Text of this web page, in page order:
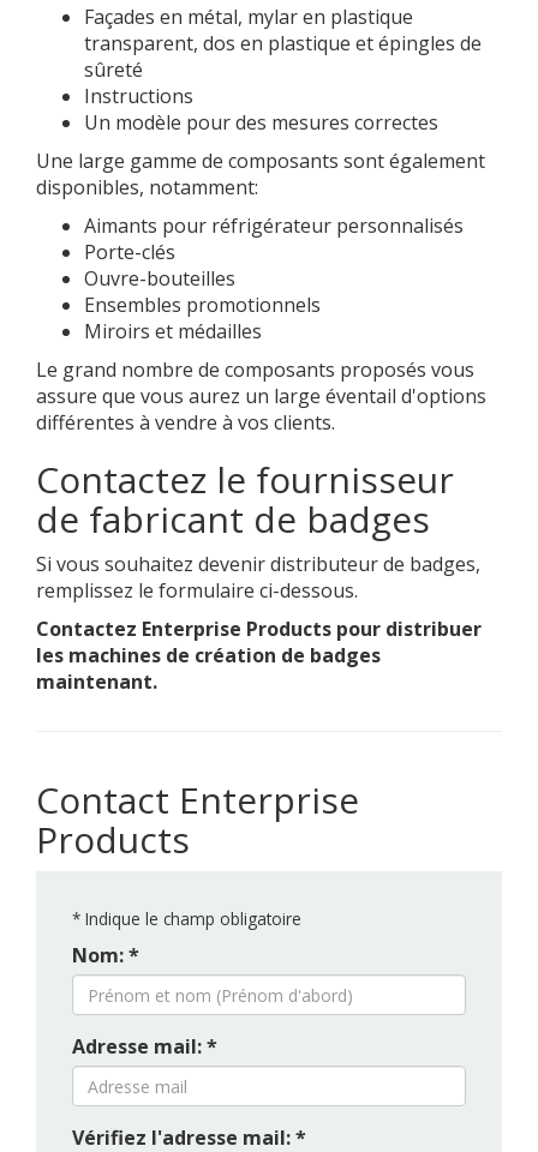
Façades en métal, mylar en plastique
transparent, dos en plastique et épingles de
sûreté
Instructions
Un modèle pour des mesures correctes
Une large gamme de composants sont également
disponibles, notamment:
Aimants pour réfrigérateur personnalisés
Porte-clés
Ouvre-bouteilles
Ensembles promotionnels
Miroirs et médailles
Le grand nombre de composants proposés vous
assure que vous aurez un large éventail d'options
différentes à vendre à vos clients.
Contactez le fournisseur
de fabricant de badges
Si vous souhaitez devenir distributeur de badges,
remplissez le formulaire ci-dessous.
Contactez Enterprise Products pour distribuer
les machines de création de badges
maintenant.
Contact Enterprise
Products
* Indique le champ obligatoire
Nom: *
Adresse mail: *
Vérifiez l'adresse mail: *